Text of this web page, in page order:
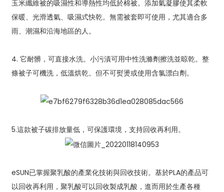
玉米纖維被的吸濕性和導熱性均低於棉被。添加氣凝膠使其柔軟
保暖、光滑透氣、吸濕式快乾。無需被套即可使用，尤其適合多
雨、潮濕和沿海地區的人。
4. 它耐髒，可直接水洗。小污漬可用中性洗滌劑擦洗並晾乾。整
條被子可機洗，低溫烘乾。但不可熨燙或使用含氯漂白劑。
5.這款被子碳排放量低，可保護環境，支持回收再利用。
eSUN已掌握聚乳酸的產業化技術與回收技術。基於PLA的產品可
以回收再利用，聚乳酸可以回收製成乳酸，進而用於生產各種